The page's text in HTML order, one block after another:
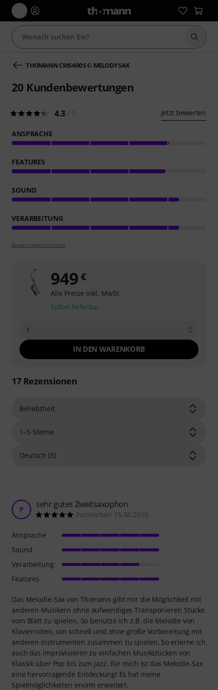
Suche
THOMANN CMS-600 S C- MELODY SAX
20 Kundenbewertungen
4.3 Jetzt bewerten
ANSPRACHE
FEATURES
SOUND
VERARBEITUNG
Bewertungsrichtlinien
949 €
Alle Preise inkl. MwSt.
Sofort lieferbar
1
IN DEN WARENKORB
17Rezensionen
P sehr gutes Zweitsaxophon
Paminchen 15.04.2019
Das Melodie-Sax von Thomann gibt mir die Möglichkeit mit
anderen Musikern ohne aufwendiges Transponieren Stücke
vom Blatt zu spielen. So benutze ich z.B. die Melodie von
Klaviernoten, um schnell und ohne große Vorbereitung mit
anderen Instrumenten zusammen zu spielen. So erlerne ich
auch das Improvisieren zu einfachen Musikstücken von
Klassik über Pop bis zum Jazz. Für mich ist das Melodie-Sax
eine hervorragende Entdeckung! Es hat meine
Spielmöglichkeiten enorm erweitert.
Ansprache
Sound
Verarbeitung
Features